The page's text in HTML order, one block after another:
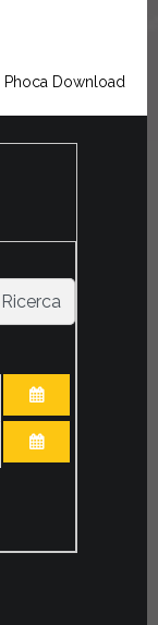
Phoca Download
Ricerca
OPEN THE